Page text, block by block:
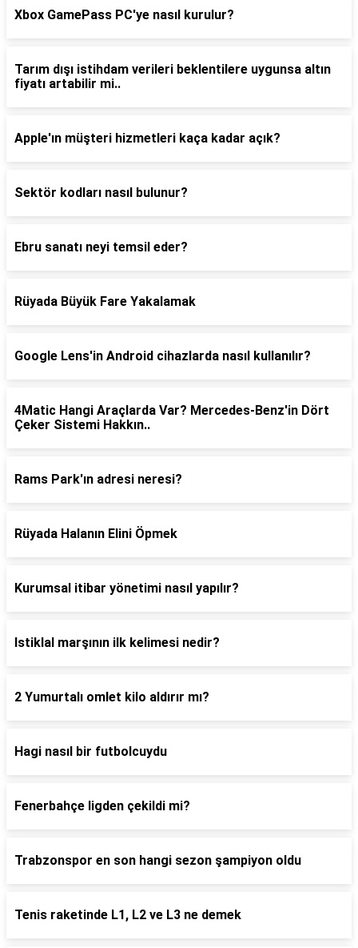
Xbox GamePass PC'ye nasıl kurulur?
Tarım dışı istihdam verileri beklentilere uygunsa altın
fiyatı artabilir mi..
Apple'ın müşteri hizmetleri kaça kadar açık?
Sektör kodları nasıl bulunur?
Ebru sanatı neyi temsil eder?
Rüyada Büyük Fare Yakalamak
Google Lens'in Android cihazlarda nasıl kullanılır?
4Matic Hangi Araçlarda Var? Mercedes-Benz'in Dört
Çeker Sistemi Hakkın..
Rams Park'ın adresi neresi?
Rüyada Halanın Elini Öpmek
Kurumsal itibar yönetimi nasıl yapılır?
Istiklal marşının ilk kelimesi nedir?
2 Yumurtalı omlet kilo aldırır mı?
Hagi nasıl bir futbolcuydu
Fenerbahçe ligden çekildi mi?
Trabzonspor en son hangi sezon şampiyon oldu
Tenis raketinde L1, L2 ve L3 ne demek